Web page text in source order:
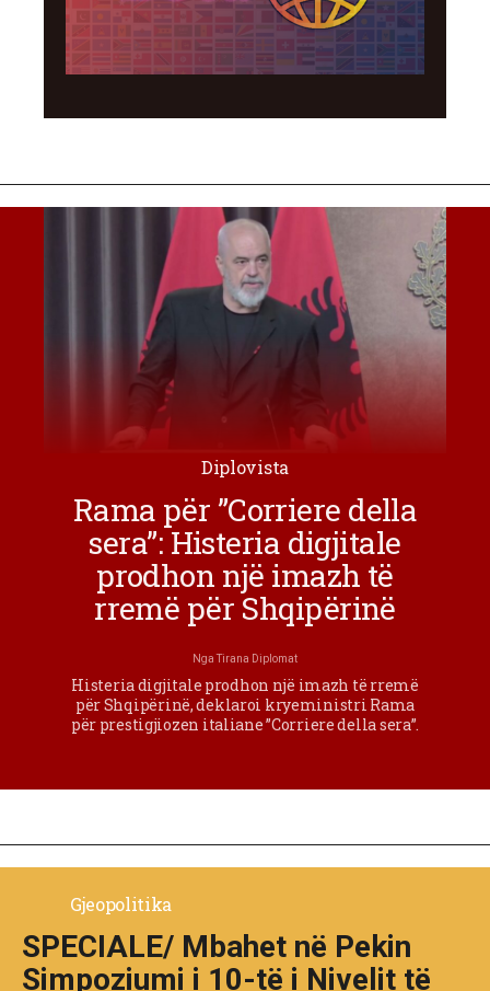
Diplovista
Rama për ”Corriere della
sera”: Histeria digjitale
prodhon një imazh të
rremë për Shqipërinë
NgaTirana Diplomat
Histeria digjitale prodhon një imazh të rremë
për Shqipërinë, deklaroi kryeministri Rama
për prestigjiozen italiane ”Corriere della sera”.
Gjeopolitika
SPECIALE/ Mbahet në Pekin
Simpoziumi i 10-të i Nivelit të